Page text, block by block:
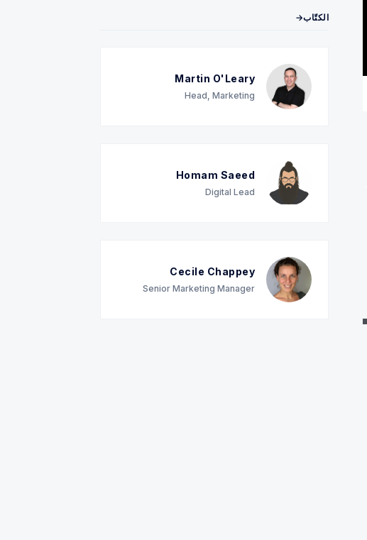
الكتّاب→
Martin O'Leary
Head, Marketing
Homam Saeed
Digital Lead
Cecile Chappey
Senior Marketing Manager